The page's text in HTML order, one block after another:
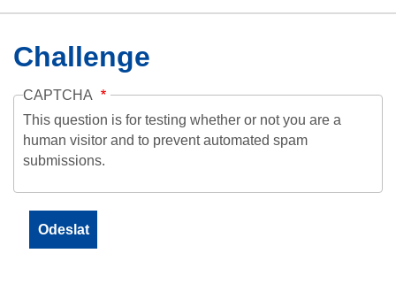
Challenge
CAPTCHA
This question is for testing whether or not you are a
human visitor and to prevent automated spam
submissions.